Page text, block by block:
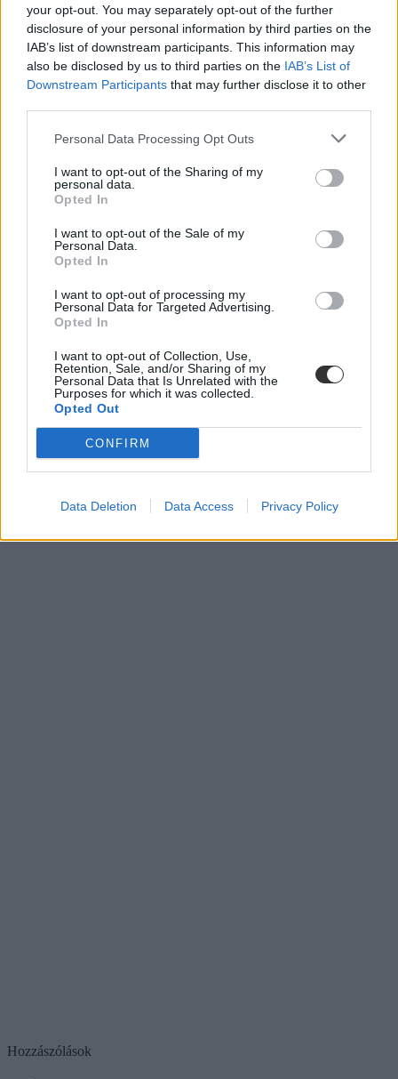
your opt-out. You may separately opt-out of the further
disclosure of your personal information by third parties on the
IAB’s list of downstream participants. This information may
also be disclosed by us to third parties on the IAB’s List of
Downstream Participants that may further disclose it to other
Personal Data Processing Opt Outs
I want to opt-out of the Sharing of my
personal data.
Opted In
I want to opt-out of the Sale of my
Personal Data.
Opted In
I want to opt-out of processing my
Personal Data for Targeted Advertising.
Opted In
I want to opt-out of Collection, Use,
Retention, Sale, and/or Sharing of my
Personal Data that Is Unrelated with the
Purposes for which it was collected.
Opted Out
CONFIRM
Data Deletion Data Access Privacy Policy
szakképzés
szakképzési ösztöndíj
ösztöndíj
Hozzászólások